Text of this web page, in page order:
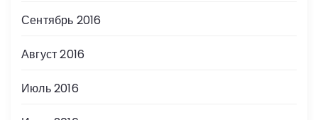
Сентябрь 2016
Август 2016
Июль 2016